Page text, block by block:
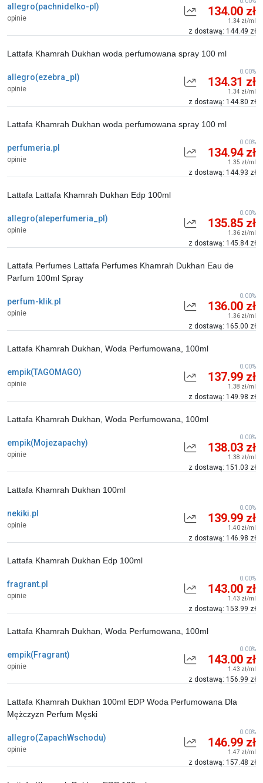
allegro(pachnidelko-pl)
opinie 134.00 zł
1.34 zł/ml
z dostawą: 144.49 zł
allegro(ezebra_pl)
opinie
Lattafa Khamrah Dukhan woda perfumowana spray 100 ml
134.31 zł
1.34 zł/ml
z dostawą: 144.80 zł
0.00%
perfumeria.pl
opinie
Lattafa Khamrah Dukhan woda perfumowana spray 100 ml
134.94 zł
1.35 zł/ml
z dostawą: 144.93 zł
0.00%
allegro(aleperfumeria_pl)
opinie
Lattafa Lattafa Khamrah Dukhan Edp 100ml
135.85 zł
1.36 zł/ml
z dostawą: 145.84 zł
0.00%
perfum-klik.pl
opinie
Lattafa Perfumes Lattafa Perfumes Khamrah Dukhan Eau de
Parfum 100ml Spray
136.00 zł
1.36 zł/ml
z dostawą: 165.00 zł
0.00%
empik(TAGOMAGO)
opinie
Lattafa Khamrah Dukhan, Woda Perfumowana, 100ml
137.99 zł
1.38 zł/ml
z dostawą: 149.98 zł
0.00%
empik(Mojezapachy)
opinie
Lattafa Khamrah Dukhan, Woda Perfumowana, 100ml
138.03 zł
1.38 zł/ml
z dostawą: 151.03 zł
0.00%
nekiki.pl
opinie
Lattafa Khamrah Dukhan 100ml
139.99 zł
1.40 zł/ml
z dostawą: 146.98 zł
0.00%
fragrant.pl
opinie
Lattafa Khamrah Dukhan Edp 100ml
143.00 zł
1.43 zł/ml
z dostawą: 153.99 zł
0.00%
empik(Fragrant)
opinie
Lattafa Khamrah Dukhan, Woda Perfumowana, 100ml
143.00 zł
1.43 zł/ml
z dostawą: 156.99 zł
0.00%
allegro(ZapachWschodu)
opinie
Lattafa Khamrah Dukhan 100ml EDP Woda Perfumowana Dla
Mężczyzn Perfum Męski
146.99 zł
1.47 zł/ml
z dostawą: 157.48 zł
0.00%